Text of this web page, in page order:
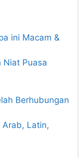
ini Macam &
Niat Puasa
Berhubungan
Arab, Latin,